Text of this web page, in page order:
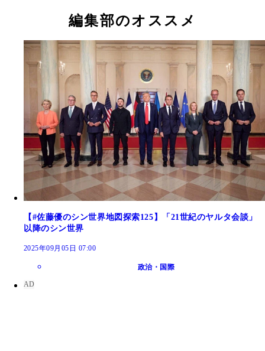
編集部のオススメ
【#佐藤優のシン世界地図探索125】「21世紀のヤルタ会談」
以降のシン世界
2025年09月05日 07:00
政治・国際